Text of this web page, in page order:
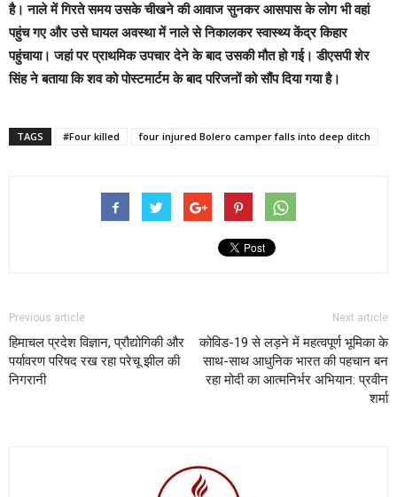
है। नाले में गिरते समय उसके चीखने की आवाज सुनकर आसपास के लोग भी वहां
पहुंच गए और उसे घायल अवस्था में नाले से निकालकर स्वास्थ्य केंद्र किहार
पहुंचाया।जहां पर प्राथमिक उपचार देने के बाद उसकी मौत हो गई। डीएसपी शेर
सिंह ने बताया कि शव को पोस्टमार्टम के बाद परिजनों को सौंप दिया गया है।
TAGS #Four killed four injured Bolero camper falls into deep ditch
Previous article
हिमाचल प्रदेश विज्ञान, प्रौद्योगिकी और
पर्यावरण परिषद रख रहा परेचू झील की
निगरानी
Next article
कोविड-19 से लड़ने में महत्वपूर्ण भूमिका के
साथ-साथ आधुनिक भारत की पहचान बन
रहा मोदी का आत्मनिर्भर अभियान: प्रवीन
शर्मा